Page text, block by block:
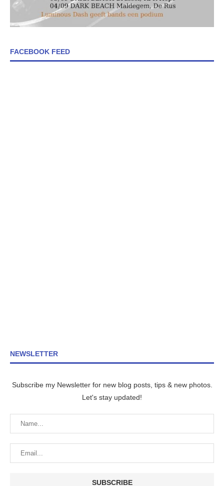
FACEBOOK FEED
NEWSLETTER
Subscribe my Newsletter for new blog posts, tips & new photos.
Let's stay updated!